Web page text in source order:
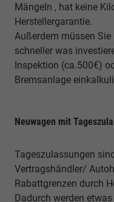
Mängeln , hat keine
Herstellergarantie.
Außerdem müssen
schneller was
Inspektion (ca.500€)
Bremsanlage
Neuwagen mit
Tageszulassungen
Vertragshändler/
Rabattgrenzen durch
Dadurch werden